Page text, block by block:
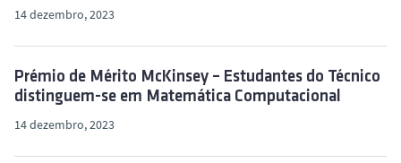
14 dezembro, 2023
Prémio de Mérito McKinsey – Estudantes do Técnico
distinguem-se em Matemática Computacional
14 dezembro, 2023